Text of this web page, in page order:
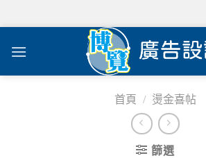
首頁 / 燙金喜帖
篩選